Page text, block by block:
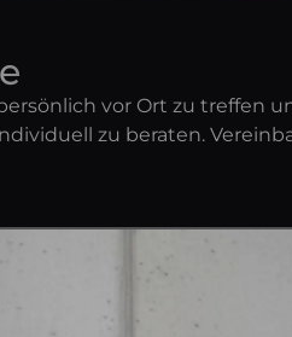
vor Ort zu treffen
zu beraten.